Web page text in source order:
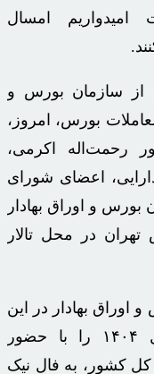
امسال
از سازمان بورس و
بورس، امروز،
حضور رحمت‌اله اکرمی،
اعضای شورای
و اوراق بهادار
در محل تالار
بهادار در این
مراسم، گفت: آغاز معاملات سال ۱۴۰۴ را با حضور
کشور، به فال نیک